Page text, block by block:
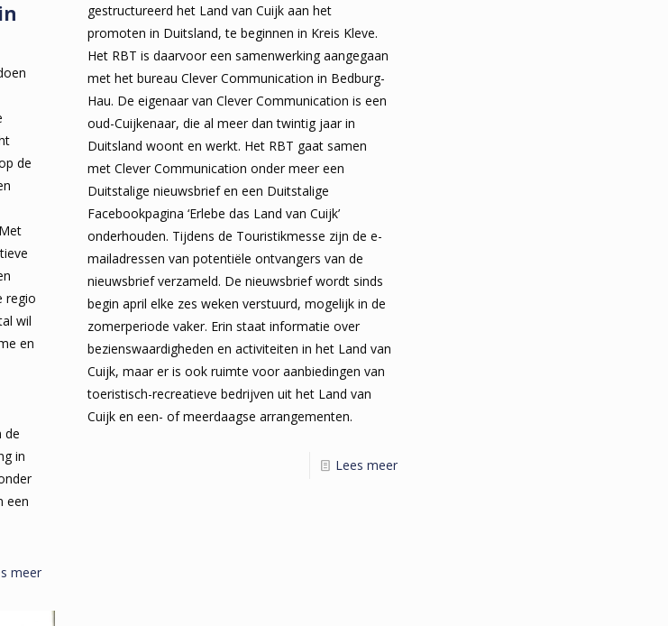
de
regio
wil
en
de
in
een
meer
gestructureerd het Land van Cuijk aan het
promoten in Duitsland, te beginnen in Kreis Kleve.
Het RBT is daarvoor een samenwerking aangegaan
met het bureau Clever Communication in Bedburg-
Hau. De eigenaar van Clever Communication is een
oud-Cuijkenaar, die al meer dan twintig jaar in
Duitsland woont en werkt. Het RBT gaat samen
met Clever Communication onder meer een
Duitstalige nieuwsbrief en een Duitstalige
Facebookpagina ‘Erlebe das Land van Cuijk’
onderhouden. Tijdens de Touristikmesse zijn de e-
mailadressen van potentiële ontvangers van de
nieuwsbrief verzameld. De nieuwsbrief wordt sinds
begin april elke zes weken verstuurd, mogelijk in de
zomerperiode vaker. Erin staat informatie over
bezienswaardigheden en activiteiten in het Land van
Cuijk, maar er is ook ruimte voor aanbiedingen van
toeristisch-recreatieve bedrijven uit het Land van
Cuijk en een- of meerdaagse arrangementen.
Lees meer